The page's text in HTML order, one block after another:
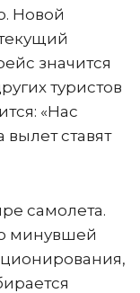
Новой
значится
туристов
«Нас
вылет ставят
самолета.
минувшей